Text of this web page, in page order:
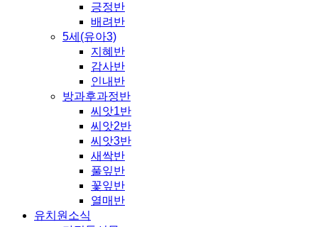
긍정반
배려반
5세(유아3)
지혜반
감사반
인내반
방과후과정반
씨앗1반
씨앗2반
씨앗3반
새싹반
풀잎반
꽃잎반
열매반
유치원소식